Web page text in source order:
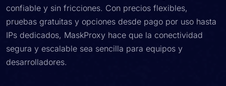
confiable y sin fricciones. Con precios flexibles,
pruebas gratuitas y opciones desde pago por uso hasta
IPs dedicados, MaskProxy hace que la conectividad
segura y escalable sea sencilla para equipos y
desarrolladores.